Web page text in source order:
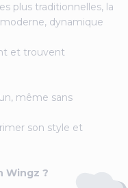
plus traditionnelles, la
dynamique
et trouvent
même sans
son style et
Wingz ?